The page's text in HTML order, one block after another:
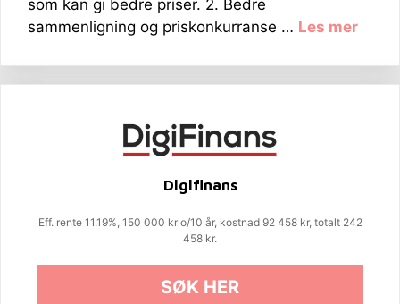
som kan gi bedre priser. 2. Bedre
sammenligning og priskonkurranse … Les mer
Digifinans
Eff. rente 11.19%, 150 000 kr o/10 år, kostnad 92 458 kr, totalt 242
458 kr.
SØK HER